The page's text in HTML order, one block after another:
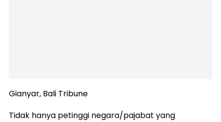
Gianyar, Bali Tribune
Tidak hanya petinggi negara/pajabat yang